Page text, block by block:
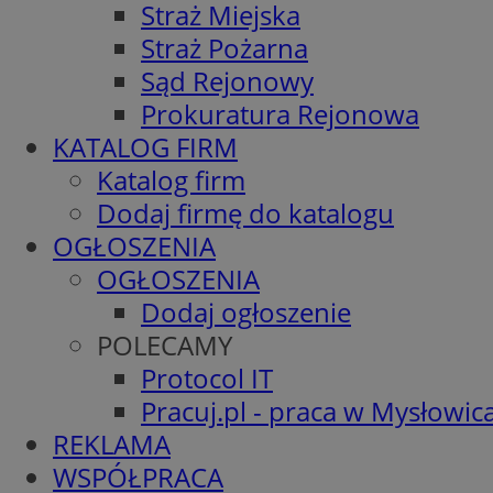
Straż Miejska
Straż Pożarna
Sąd Rejonowy
Prokuratura Rejonowa
KATALOG FIRM
Katalog firm
Dodaj firmę do katalogu
OGŁOSZENIA
OGŁOSZENIA
Dodaj ogłoszenie
POLECAMY
Protocol IT
Pracuj.pl - praca w
REKLAMA
WSPÓŁPRACA